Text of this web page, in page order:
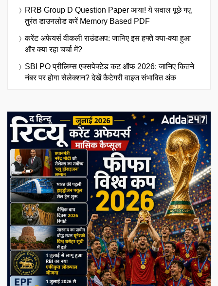
RRB Group D Question Paper आया! ये सवाल पूछे गए,
तुरंत डाउनलोड करें Memory Based PDF
करेंट अफेयर्स वीकली राउंडअप: जानिए इस हफ्ते क्या-क्या हुआ
और क्या रहा चर्चा में?
SBI PO प्रीलिम्स एक्सपेक्टेड कट ऑफ 2026: जानिए कितने
नंबर पर होगा सेलेक्शन? देखें कैटेगरी वाइज संभावित अंक